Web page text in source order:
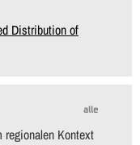
Distribution of
alle
Kontext